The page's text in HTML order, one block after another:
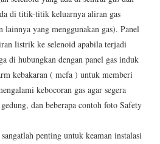
di titik-titik keluarnya aliran gas
yang menggunakan gas). Panel
listrik ke selenoid apabila terjadi
di hubungkan dengan panel gas induk
kebakaran ( mcfa ) untuk memberi
kebocoran gas agar segera
dan beberapa contoh foto Safety
penting untuk keaman instalasi